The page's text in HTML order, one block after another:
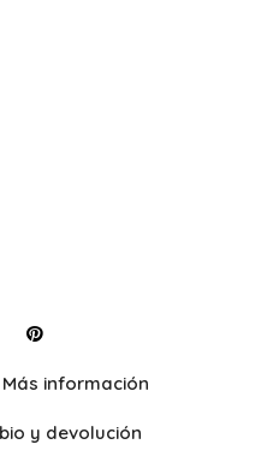
Más información
y devolución